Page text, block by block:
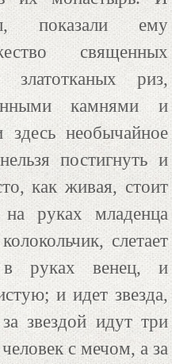
показали ему
священных
риз,
камнями и
необычайное
постигнуть и
как живая, стоит
руках младенца
слетает
в руках венец, и
и идет звезда,
звездой идут три
с мечом, а за